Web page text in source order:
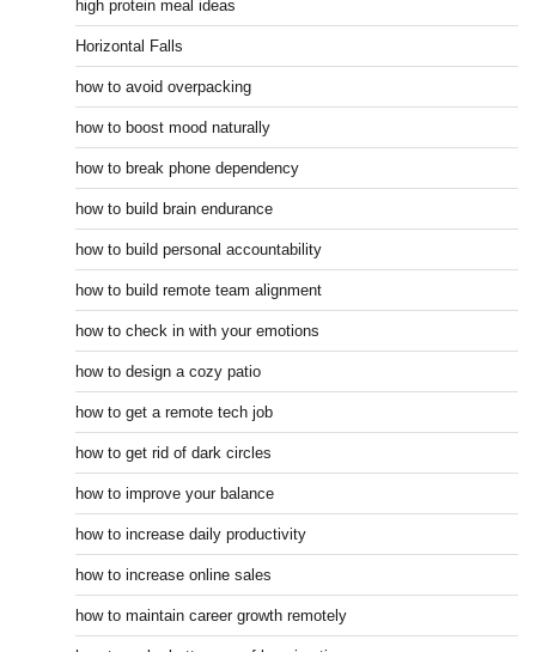
high protein meal ideas
Horizontal Falls
how to avoid overpacking
how to boost mood naturally
how to break phone dependency
how to build brain endurance
how to build personal accountability
how to build remote team alignment
how to check in with your emotions
how to design a cozy patio
how to get a remote tech job
how to get rid of dark circles
how to improve your balance
how to increase daily productivity
how to increase online sales
how to maintain career growth remotely